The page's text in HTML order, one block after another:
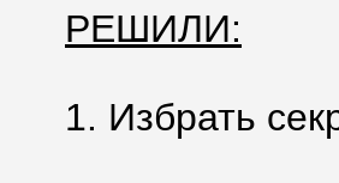
РЕШИЛИ:
1. Избрать